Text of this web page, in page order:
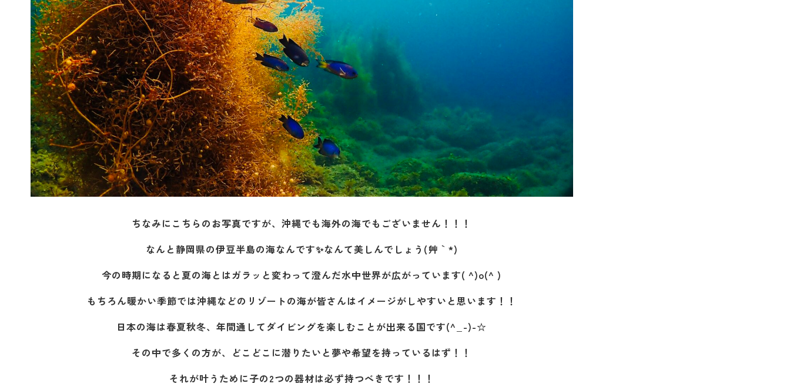
ちなみにこちらのお写真ですが、沖縄でも海外の海でもございません！！！
なんと静岡県の伊豆半島の海なんです✨なんて美しんでしょう(´艸｀*)
今の時期になると夏の海とはガラッと変わって澄んだ水中世界が広がっています( ^)o(^ )
もちろん暖かい季節では沖縄などのリゾートの海が皆さんはイメージがしやすいと思います！！
日本の海は春夏秋冬、年間通してダイビングを楽しむことが出来る国です(^_-)-☆
その中で多くの方が、どこどこに潜りたいと夢や希望を持っているはず！！
それが叶うために子の2つの器材は必ず持つべきです！！！